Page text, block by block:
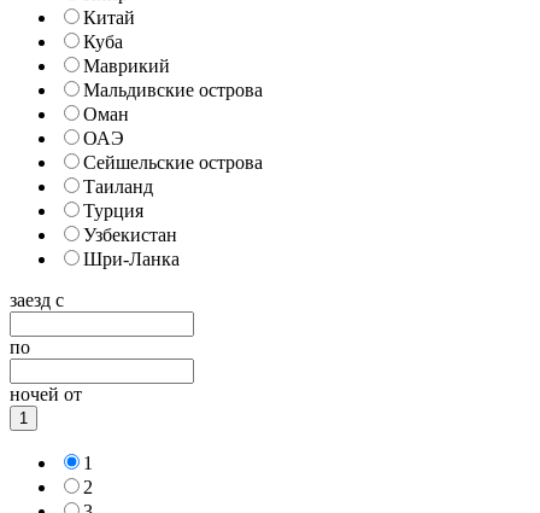
Китай
Куба
Маврикий
Мальдивские острова
Оман
ОАЭ
Сейшельские острова
Таиланд
Турция
Узбекистан
Шри-Ланка
заезд с
по
ночей от
1
1
2